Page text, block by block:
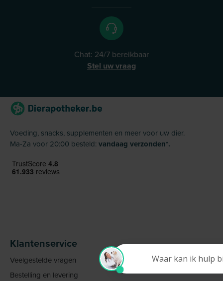
Chat: 24/7 bereikbaar
Stel uw vraag
Voeding, snacks, supplementen en meer voor uw dier.
Ma-Za voor 20:00 besteld: vandaag verzonden*.
Klantenservice
Veelgestelde vragen
Bestelling en levering